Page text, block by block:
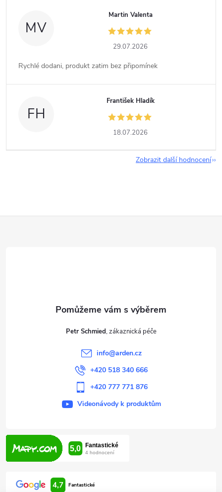
MV
Martin Valenta
29.07.2026
Rychlé dodani, produkt zatim bez připomínek
FH
František Hladík
18.07.2026
Zobrazit další hodnocení
Petr Schmied
info@arden.cz
+420 518 340 666
+420 777 771 876
Videonávody k produktům
4,7 Fantastické